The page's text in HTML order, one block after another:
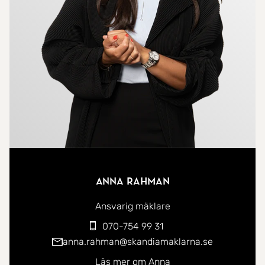
rymmer dubbelsäng och ett skrivbord, perfekt för
den som är i behov av ett litet hemmakontor.
Vardagsrummet är lättmöblerat med stor yta för
både större matbord och soffa. Här ifrån når du
lägenhetens balkong vilket ger både ett fint
ljusinsläpp, och också ett naturligt samspel mellan
inne och ute. Ljuset i vardagsrummet är underbart
tack vare söderläget. Det stora fönsterpartiet och
trivsam bostad oavsett årstid. Utöver detta har du
en välplanerad hall med gott om förvaring och ett
helkaklat badrum med fönster och dusch.
Föreningen är mycket stabil och har uppskattade
Anna Rahman
Ansvarig mäklare
070-754 99 31
anna.rahman@skandiamaklarna.se
Läs mer om Anna